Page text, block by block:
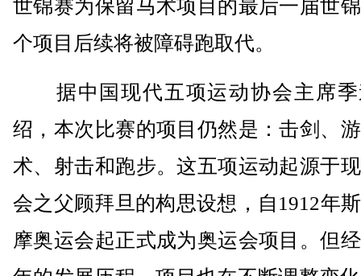
世锦赛为保留马术项目的最后一届世
个项目后续将被障碍跑取代。
据中国现代五项运动协会主席季
绍，本次比赛的项目仍然是：击剑、
术、射击和跑步。这五项运动起源于
会之父顾拜旦的构思设想，自1912年
摩奥运会起正式成为奥运会项目。但